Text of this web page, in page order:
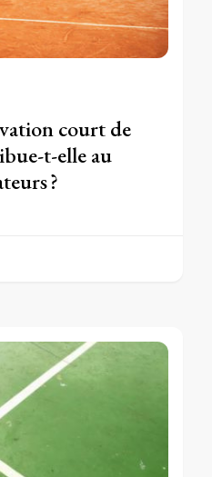
court de
t-elle au
?